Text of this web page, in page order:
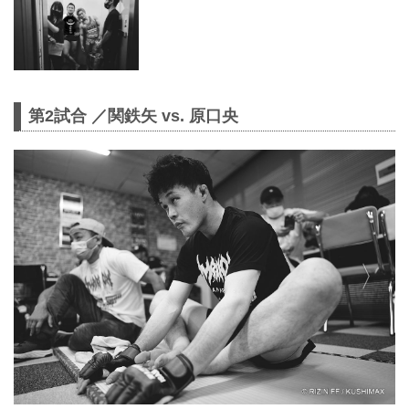
第2試合 ／関鉄矢 vs. 原口央